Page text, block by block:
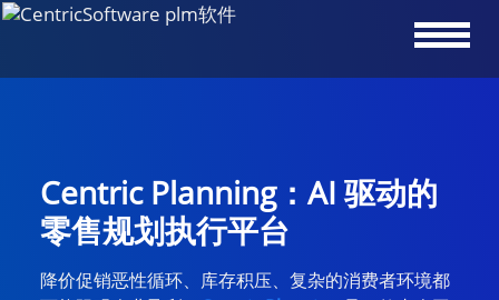
Centric Planning：AI 驱动的
零售规划执行平台
降价促销恶性循环、库存积压、复杂的消费者环境都